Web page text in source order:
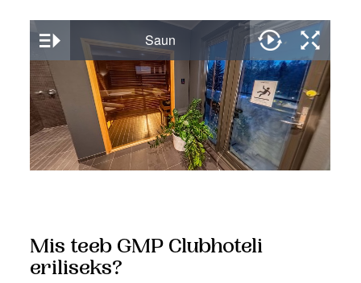
Mis teeb GMP Clubhoteli
eriliseks?